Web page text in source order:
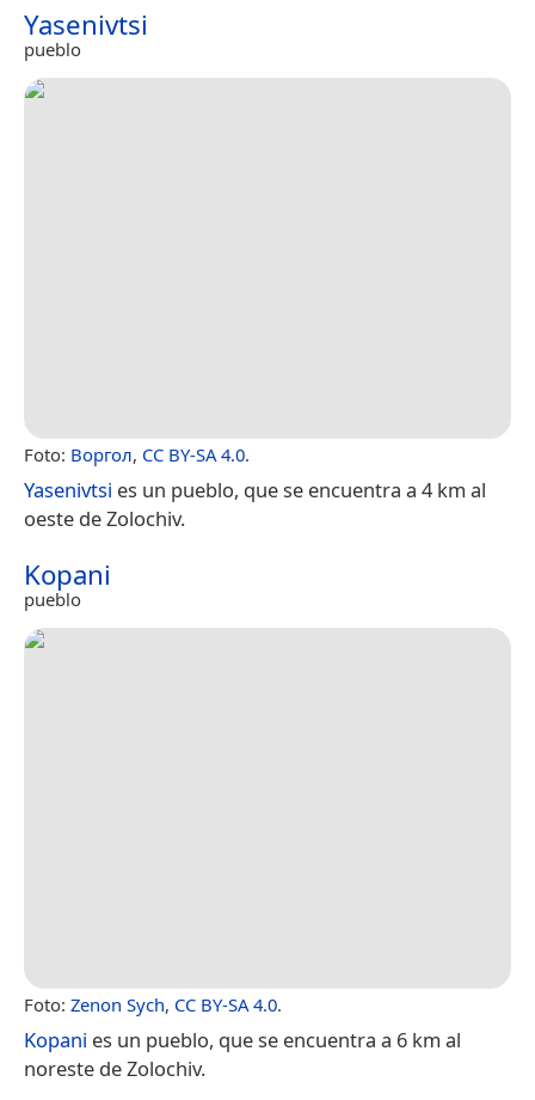
Yasenivtsi
pueblo
Foto: Воргол, CC BY-SA 4.0.
Yasenivtsi es un pueblo, que se encuentra a 4 km al
oeste de Zolochiv.
Kopani
pueblo
Foto: Zenon Sych, CC BY-SA 4.0.
Kopani es un pueblo, que se encuentra a 6 km al
noreste de Zolochiv.